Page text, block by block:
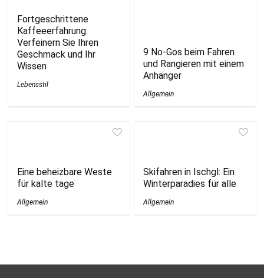
Fortgeschrittene
Kaffeeerfahrung:
Verfeinern Sie Ihren
Geschmack und Ihr
Wissen
Lebensstil
9 No-Gos beim Fahren
und Rangieren mit einem
Anhänger
Allgemein
Eine beheizbare Weste
für kalte tage
Allgemein
Skifahren in Ischgl: Ein
Winterparadies für alle
Allgemein